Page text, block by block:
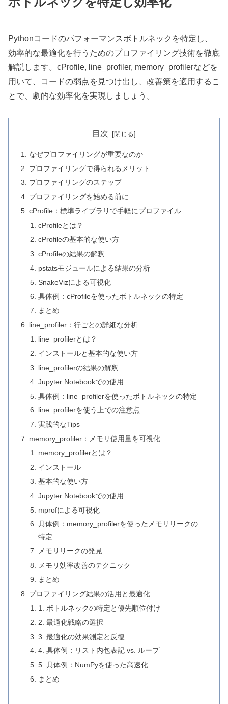
Pythonコードのパフォーマンスボトルネックを特定し、
効率的な最適化を行うためのプロファイリング技術を徹底
解説します。cProfile, line_profiler, memory_profilerなどを
用いて、コードの弱点を見つけ出し、改善策を適用するこ
とで、劇的な効率化を実現しましょう。
目次
なぜプロファイリングが重要なのか
プロファイリングで得られるメリット
プロファイリングのステップ
プロファイリングを始める前に
cProfile：標準ライブラリで手軽にプロファイル
cProfileとは？
cProfileの基本的な使い方
cProfileの結果の解釈
pstatsモジュールによる結果の分析
SnakeVizによる可視化
具体例：cProfileを使ったボトルネックの特定
まとめ
line_profiler：行ごとの詳細な分析
line_profilerとは？
インストールと基本的な使い方
line_profilerの結果の解釈
Jupyter Notebookでの使用
具体例：line_profilerを使ったボトルネックの特定
line_profilerを使う上での注意点
実践的なTips
memory_profiler：メモリ使用量を可視化
memory_profilerとは？
インストール
基本的な使い方
Jupyter Notebookでの使用
mprofによる可視化
具体例：memory_profilerを使ったメモリリークの
特定
メモリリークの発見
メモリ効率改善のテクニック
まとめ
プロファイリング結果の活用と最適化
1. ボトルネックの特定と優先順位付け
2. 最適化戦略の選択
3. 最適化の効果測定と反復
4. 具体例：リスト内包表記 vs. ループ
5. 具体例：NumPyを使った高速化
まとめ